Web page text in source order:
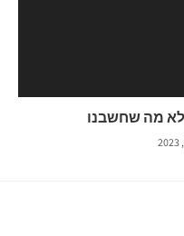
לא מה שחשבנו